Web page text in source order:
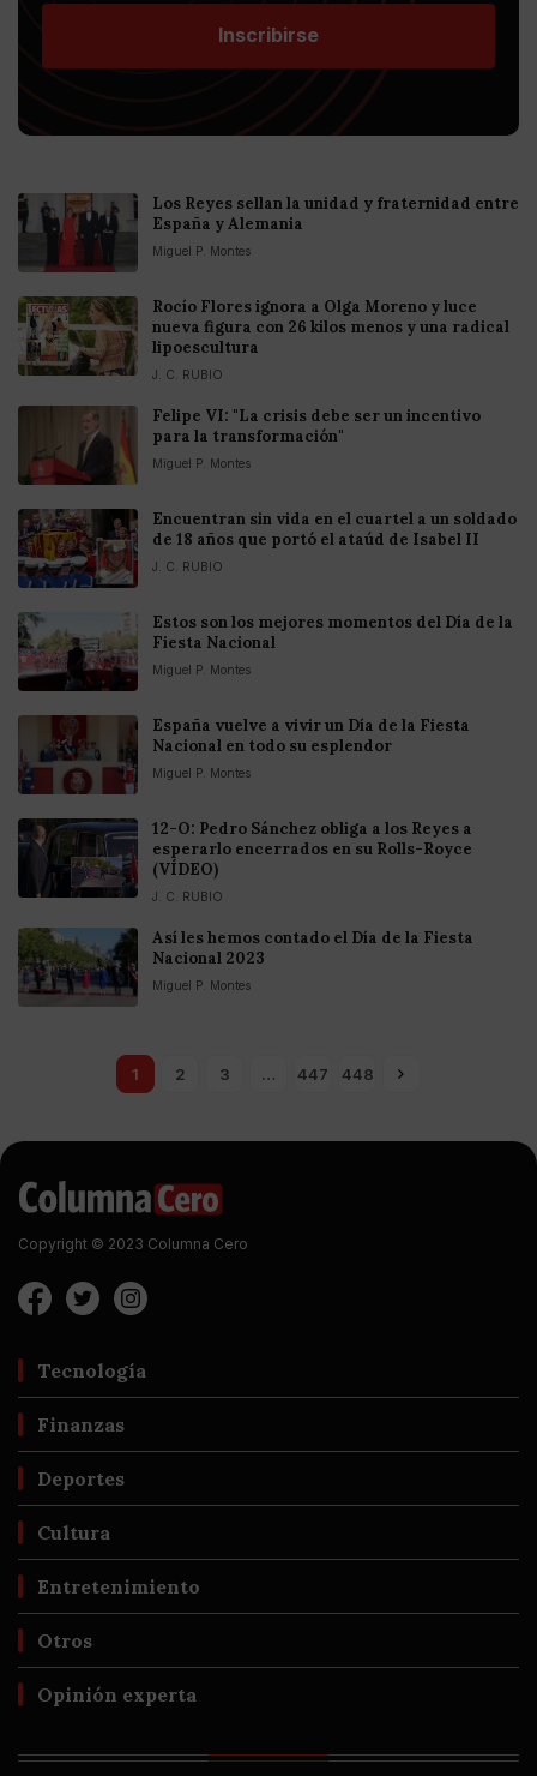
Inscribirse
Los Reyes sellan la unidad y fraternidad entre
España y Alemania
Miguel P. Montes
Rocío Flores ignora a Olga Moreno y luce
nueva figura con 26 kilos menos y una radical
lipoescultura
J. C. RUBIO
Felipe VI: "La crisis debe ser un incentivo
para la transformación"
Miguel P. Montes
Encuentran sin vida en el cuartel a un soldado
de 18 años que portó el ataúd de Isabel II
J. C. RUBIO
Estos son los mejores momentos del Día de la
Fiesta Nacional
Miguel P. Montes
España vuelve a vivir un Día de la Fiesta
Nacional en todo su esplendor
Miguel P. Montes
12-O: Pedro Sánchez obliga a los Reyes a
esperarlo encerrados en su Rolls-Royce
(VÍDEO)
J. C. RUBIO
Así les hemos contado el Día de la Fiesta
Nacional 2023
Miguel P. Montes
1 2 3 … 447 448
Copyright © 2023 Columna Cero
Tecnología
Finanzas
Deportes
Cultura
Entretenimiento
Otros
Opinión experta